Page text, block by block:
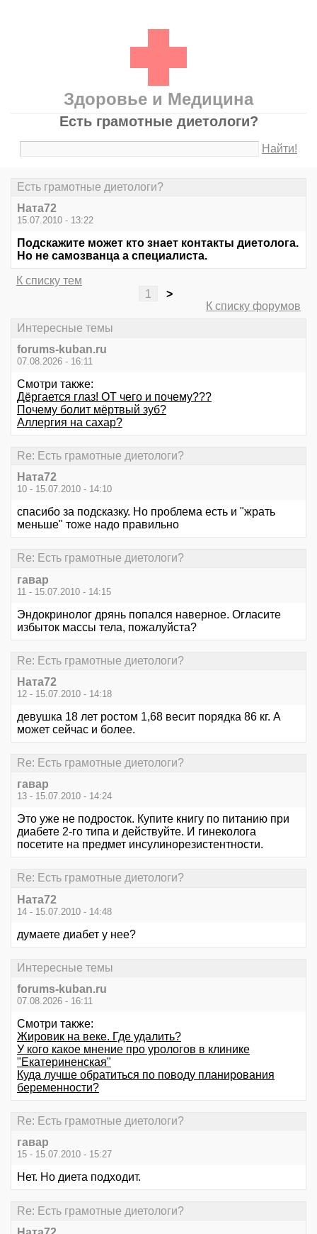
Здоровье и Медицина
Есть грамотные диетологи?
Найти!
Есть грамотные диетологи?
Ната72
15.07.2010 - 13:22
Подскажите может кто знает контакты диетолога.
Но не самозванца а специалиста.
К списку тем
1
>
К списку форумов
Интересные темы
forums-kuban.ru
07.08.2026 - 16:11
Смотри также:
Дёргается глаз! ОТ чего и почему???
Почему болит мёртвый зуб?
Аллергия на сахар?
Re: Есть грамотные диетологи?
Ната72
10 - 15.07.2010 - 14:10
спасибо за подсказку. Но проблема есть и "жрать
меньше" тоже надо правильно
Re: Есть грамотные диетологи?
гавар
11 - 15.07.2010 - 14:15
Эндокринолог дрянь попался наверное. Огласите
избыток массы тела, пожалуйста?
Re: Есть грамотные диетологи?
Ната72
12 - 15.07.2010 - 14:18
девушка 18 лет ростом 1,68 весит порядка 86 кг. А
может сейчас и более.
Re: Есть грамотные диетологи?
гавар
13 - 15.07.2010 - 14:24
Это уже не подросток. Купите книгу по питанию при
диабете 2-го типа и действуйте. И гинеколога
посетите на предмет инсулинорезистентности.
Re: Есть грамотные диетологи?
Ната72
14 - 15.07.2010 - 14:48
думаете диабет у нее?
Интересные темы
forums-kuban.ru
07.08.2026 - 16:11
Смотри также:
Жировик на веке. Где удалить?
У кого какое мнение про урологов в клинике
"Екатериненская"
Куда лучше обратиться по поводу планирования
беременности?
Re: Есть грамотные диетологи?
гавар
15 - 15.07.2010 - 15:27
Нет. Но диета подходит.
Re: Есть грамотные диетологи?